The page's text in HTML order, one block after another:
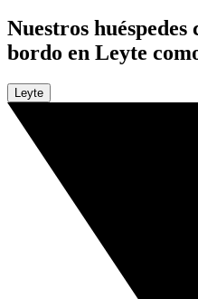
Nuestros
bordo en Leyte
Leyte